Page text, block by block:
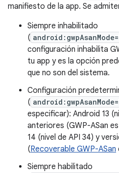
manifiesto de la app. Se
Siempre inhabilitado
(
configuración inhabilita
tu app y es la opción
que no son del sistema.
Configuración
(
especificar): Android 13
anteriores (GWP-ASan
14 (nivel de API 34) y
(Recoverable GWP-ASan
Siempre habilitado